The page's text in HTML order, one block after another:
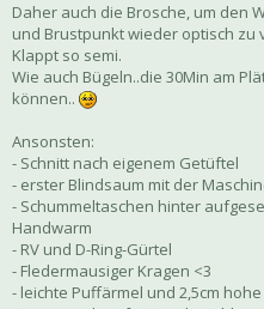
Daher auch die Brosche, um den
und Brustpunkt wieder optisch zu
Klappt so semi.
Wie auch Bügeln..die 30Min am
können..
Ansonsten:
- Schnitt nach eigenem Getüftel
- erster Blindsaum mit der
- Schummeltaschen hinter
Handwarm
- RV und D-Ring-Gürtel
- Fledermausiger Kragen <3
- leichte Puffärmel und 2,5cm